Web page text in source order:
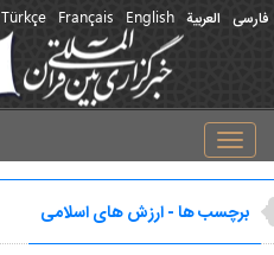
فارسی العربیة English
Français
Türkçe
Toggle
navigation
برچسب ها - ارزش های اسلامی